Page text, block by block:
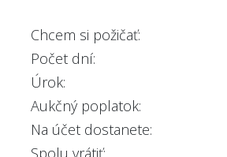
Chcem si požičať:
Počet dní:
Úrok:
Aukčný poplatok:
Na účet dostanete:
Spolu vrátiť: